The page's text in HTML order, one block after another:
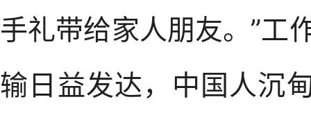
手礼带给家人朋友。”工
输日益发达，中国人沉